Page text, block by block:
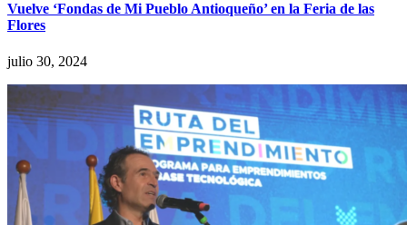
Vuelve ‘Fondas de Mi Pueblo Antioqueño’ en la Feria de las
Flores
julio 30, 2024